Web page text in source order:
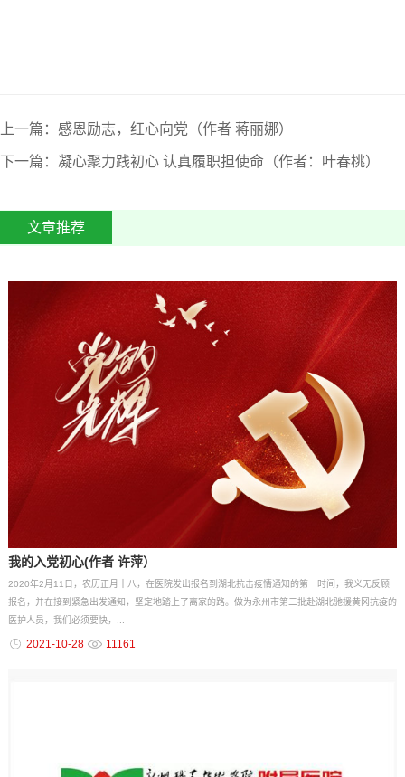
上一篇：感恩励志，红心向党（作者 蒋丽娜）
下一篇：凝心聚力践初心 认真履职担使命（作者：叶春桃）
文章推荐
我的入党初心(作者 许萍）
2020年2月11日，农历正月十八，在医院发出报名到湖北抗击疫情通知的第一时间，我义无反顾
报名，并在接到紧急出发通知，坚定地踏上了离家的路。做为永州市第二批赴湖北驰援黄冈抗疫的
医护人员，我们必须要快，...
2021-10-28 11161